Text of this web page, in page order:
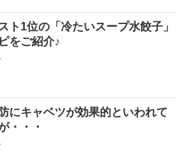
ト1位の「冷たいスープ水餃子」
をご紹介♪
にキャベツが効果的といわれて
・・・